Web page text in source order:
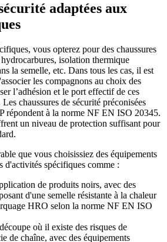
adaptées aux
vous opterez pour des chaussures
hydrocarbures, isolation thermique
la semelle, etc. Dans tous les cas, il est
les compagnons au choix des
l’adhésion et le port effectif de ces
chaussures de sécurité préconisées
répondent à la norme NF EN ISO 20345.
un niveau de protection suffisant pour
que vous choisissiez des équipements
d'activités spécifiques comme :
de produits noirs, avec des
d'une semelle résistante à la chaleur
HRO selon la norme NF EN ISO
où il existe des risques de
de chaîne, avec des équipements